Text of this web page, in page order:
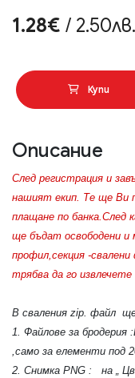
1.28€ / 2.50лв.
Купи
Описание
След регистрация и
нашият екип. Те ще Ви
плащане по банка.След
ще бъдат освободени
профил,секция -
трябва да го извлечете
В сваления zip. файл
1. Файлове за
,само за елементи под
2. Снимка PNG : на „